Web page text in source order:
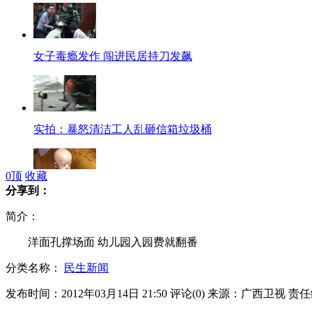
女子毒瘾发作 闯进民居持刀发飙
实拍：暴怒清洁工人乱砸信箱垃圾桶
靓模不满评委飙脏话吓哭其他参赛者
0顶 收藏
分享到：
简介：
洋面孔撑场面 幼儿园入园费就翻番
分类名称： 民生新闻
发布时间：2012年03月14日 21:50 评论(0) 来源：广西卫视 责